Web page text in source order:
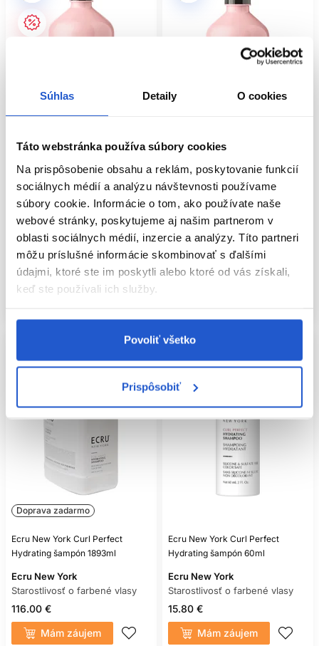
Súhlas Detaily O cookies
Táto webstránka používa súbory cookies
Na prispôsobenie obsahu a reklám, poskytovanie funkcií
sociálnych médií a analýzu návštevnosti používame
súbory cookie. Informácie o tom, ako používate naše
webové stránky, poskytujeme aj našim partnerom v
oblasti sociálnych médií, inzercie a analýzy. Títo partneri
môžu príslušné informácie skombinovať s ďalšími
údajmi, ktoré ste im poskytli alebo ktoré od vás získali,
keď ste používali ich služby.
Povoliť všetko
Prispôsobiť
Oficiálna distribúcia
L'Oréal Professionnel Vitamino
Color kondicionér na farbené
vlasy 750ml
L'Oréal Professionnel
Starostlivosť o farbené vlasy
33.10 €
Oficiálna distribúcia
L'Oréal Professionnel Vitamino
Color kondicionér na farbené
vlasy 500ml
L'Oréal Professionnel
Starostlivosť o farbené vlasy
34.60 €
Doprava zadarmo
Ecru New York Curl Perfect
Hydrating šampón 1893ml
Ecru New York
Starostlivosť o farbené vlasy
116.00 €
Mám záujem
Ecru New York Curl Perfect
Hydrating šampón 60ml
Ecru New York
Starostlivosť o farbené vlasy
15.80 €
Mám záujem